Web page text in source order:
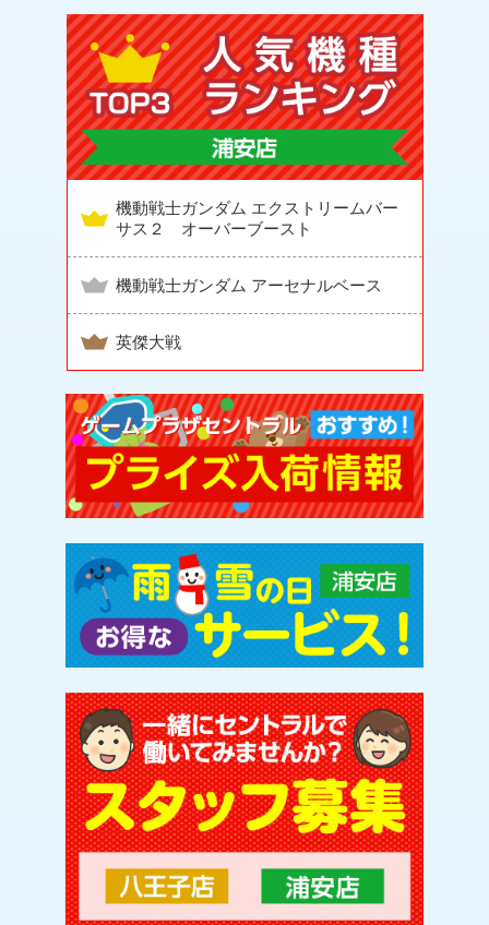
機動戦士ガンダム エクストリームバー
サス２ オーバーブースト
機動戦士ガンダム アーセナルベース
英傑大戦